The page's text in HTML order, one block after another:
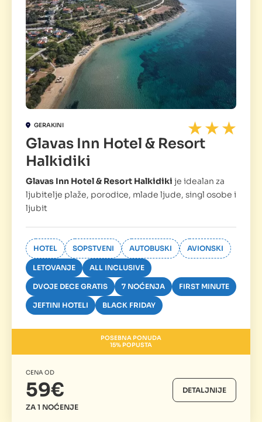
GERAKINI
Glavas Inn Hotel & Resort
Halkidiki
Glavas Inn Hotel & Resort Halkidiki je idealan za
ljubitelje plaže, porodice, mlade ljude, singl osobe i
ljubit
HOTEL SOPSTVENI AUTOBUSKI AVIONSKI
LETOVANJE ALL INCLUSIVE
DVOJE DECE GRATIS 7 NOĆENJA FIRST MINUTE
JEFTINI HOTELI BLACK FRIDAY
POSEBNA PONUDA
15% POPUSTA
CENA OD
59€
ZA 1 NOĆENJE
DETALJNIJE